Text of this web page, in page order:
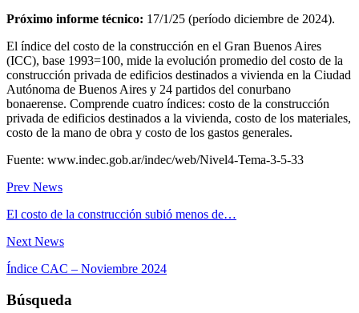
Próximo informe técnico: 17/1/25 (período diciembre de 2024).
El índice del costo de la construcción en el Gran Buenos Aires
(ICC), base 1993=100, mide la evolución promedio del costo de la
construcción privada de edificios destinados a vivienda en la Ciudad
Autónoma de Buenos Aires y 24 partidos del conurbano
bonaerense. Comprende cuatro índices: costo de la construcción
privada de edificios destinados a la vivienda, costo de los materiales,
costo de la mano de obra y costo de los gastos generales.
Fuente: www.indec.gob.ar/indec/web/Nivel4-Tema-3-5-33
Prev News
El costo de la construcción subió menos de…
Next News
Índice CAC – Noviembre 2024
Búsqueda